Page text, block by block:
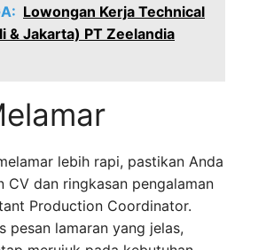
Lowongan Kerja Technical
& Jakarta) PT Zeelandia
lebih rapi, pastikan Anda
CV dan ringkasan pengalaman
Production Coordinator.
pesan lamaran yang jelas,